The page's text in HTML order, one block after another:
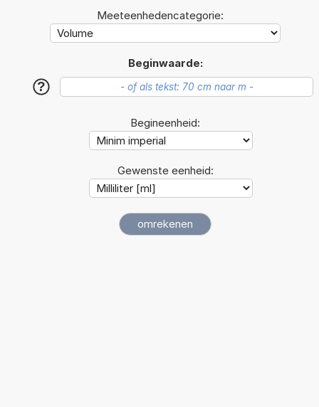
Meeteenhedencategorie:
Beginwaarde:
?
Begineenheid:
Gewenste eenheid: